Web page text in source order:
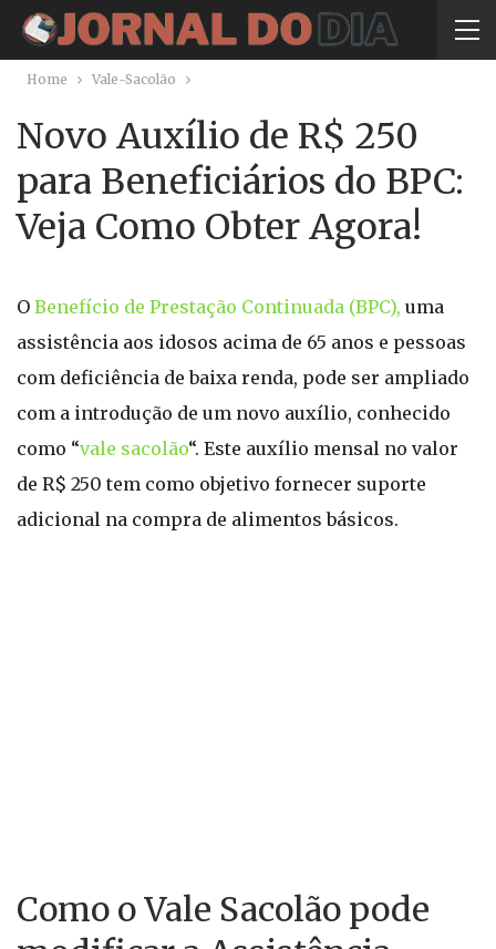
Home Vale-Sacolão
Novo Auxílio de R$ 250
para Beneficiários do BPC:
Veja Como Obter Agora!
O Benefício de Prestação Continuada (BPC), uma
assistência aos idosos acima de 65 anos e pessoas
com deficiência de baixa renda, pode ser ampliado
com a introdução de um novo auxílio, conhecido
como “vale sacolão“. Este auxílio mensal no valor
de R$ 250 tem como objetivo fornecer suporte
adicional na compra de alimentos básicos.
Como o Vale Sacolão pode